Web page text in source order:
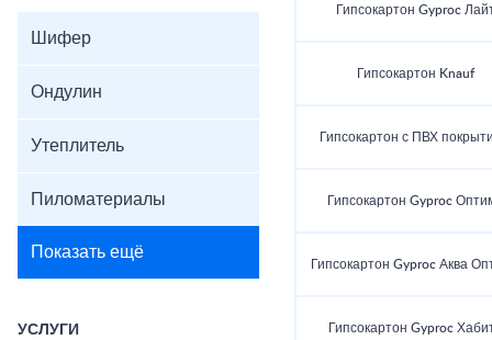
Шифер
Ондулин
Утеплитель
Пиломатериалы
Показать ещё
УСЛУГИ
Гипсокартон Gyproc
Гипсокартон Knauf
Гипсокартон с ПВХ
Гипсокартон Gyproc
Гипсокартон Gyproc Аква
Гипсокартон Gyproc